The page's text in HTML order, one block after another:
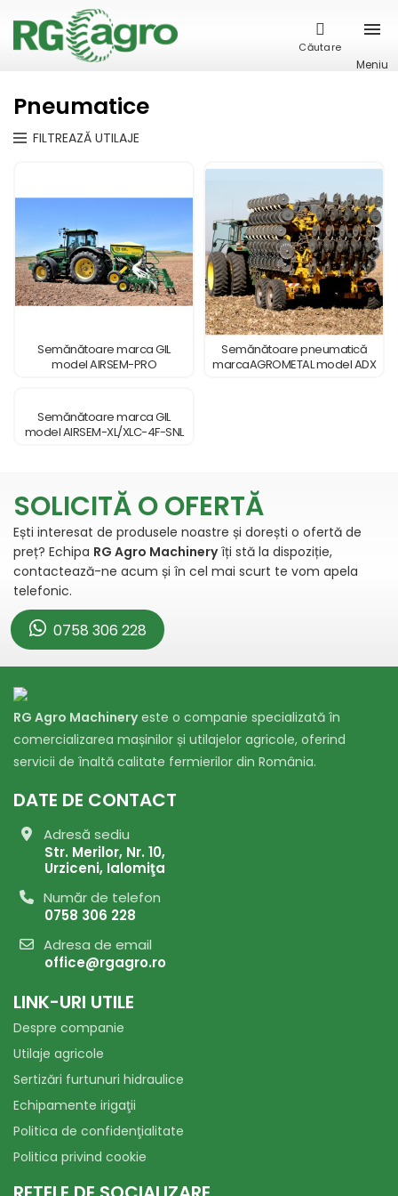
Căutare
Meniu
Pneumatice
FILTREAZĂ UTILAJE
Semănătoare marca GIL
model AIRSEM-PRO
Semănătoare pneumatică
marcaAGROMETAL model ADX
Semănătoare marca GIL
model AIRSEM-XL/XLC-4F-SNL
SOLICITĂ O OFERTĂ
Ești interesat de produsele noastre și dorești o ofertă de
preț? Echipa RG Agro Machineryîți stă la dispoziție,
contactează-ne acum și în cel mai scurt te vom apela
telefonic.
0758 306 228
RG Agro Machineryeste o companie specializată în
comercializarea mașinilor și utilajelor agricole, oferind
servicii de înaltă calitate fermierilor din România.
DATE DE CONTACT
Adresă sediu
Str. Merilor, Nr. 10,
Urziceni, Ialomiţa
Număr de telefon
0758 306 228
Adresa de email
office@rgagro.ro
LINK-URI UTILE
Despre companie
Utilaje agricole
Sertizări furtunuri hidraulice
Echipamente irigaţii
Politica de confidenţialitate
Politica privind cookie